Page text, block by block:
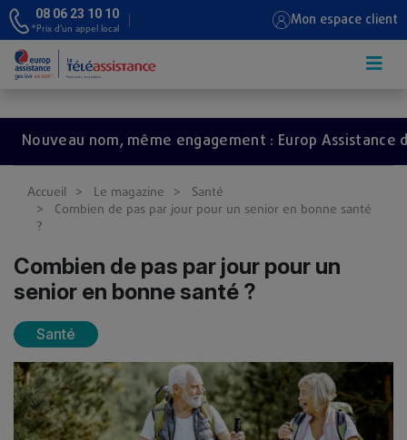
08 06 23 10 10
*Prix d’un appel local Mon espace client
nom, même engagement : Europ Assistance
Accueil Le magazine
Santé
Combien de pas par jour pour un senior en bonne santé
?
Combien de pas par jour pour un
senior en bonne santé ?
Santé